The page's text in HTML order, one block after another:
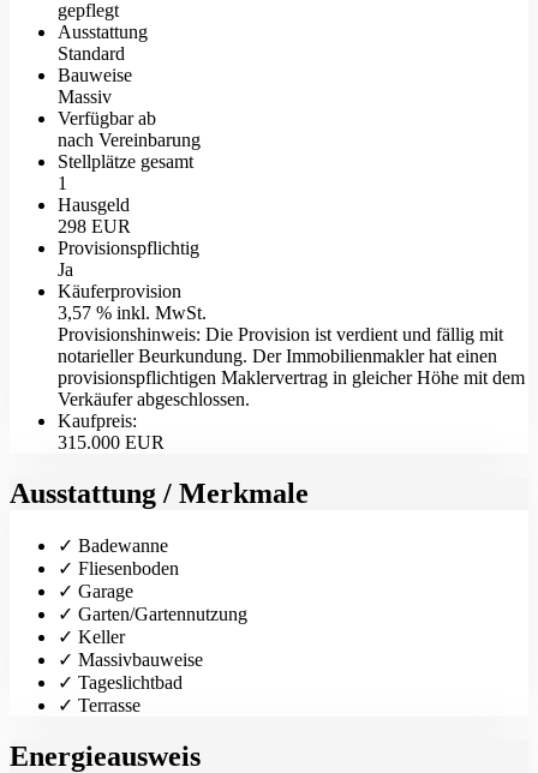
gepflegt
Ausstattung
Standard
Bauweise
Massiv
Verfügbar ab
nach Vereinbarung
Stellplätze gesamt
1
Hausgeld
298 EUR
Provisionspflichtig
Ja
Käufer­provision
3,57 % inkl. MwSt.
Provisionshinweis: Die Provision ist verdient und fällig mit
notarieller Beurkundung. Der Immobilienmakler hat einen
provisionspflichtigen Maklervertrag in gleicher Höhe mit dem
Verkäufer abgeschlossen.
Kaufpreis:
315.000 EUR
Ausstattung / Merkmale
✓ Badewanne
✓ Fliesenboden
✓ Garage
✓ Garten/Gartennutzung
✓ Keller
✓ Massivbauweise
✓ Tageslichtbad
✓ Terrasse
Energieausweis